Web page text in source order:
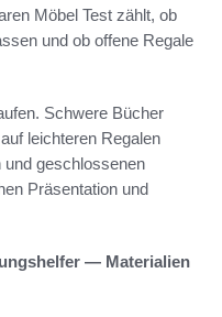
Möbel Test zählt, ob
und ob offene Regale
Schwere Bücher
leichteren Regalen
und geschlossenen
Präsentation und
— Materialien